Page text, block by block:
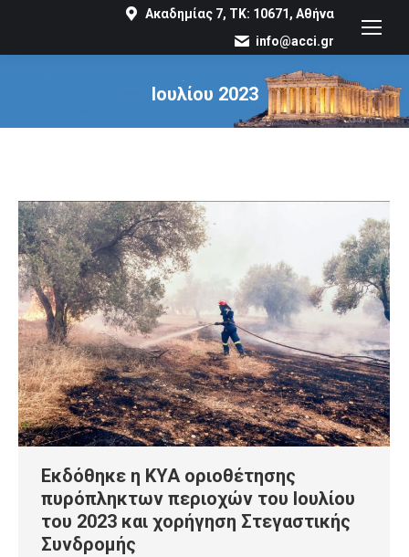
Ακαδημίας 7, ΤΚ: 10671, Αθήνα
info@acci.gr
Ιουλίου 2023
You are here:
Εκδόθηκε η ΚΥΑ οριοθέτησης
πυρόπληκτων περιοχών του Ιουλίου
του 2023 και χορήγηση Στεγαστικής
Συνδρομής